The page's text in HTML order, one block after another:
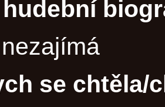
se chtěla/